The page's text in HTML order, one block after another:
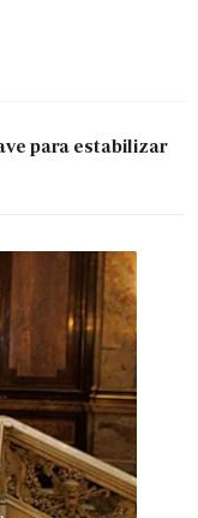
para estabilizar